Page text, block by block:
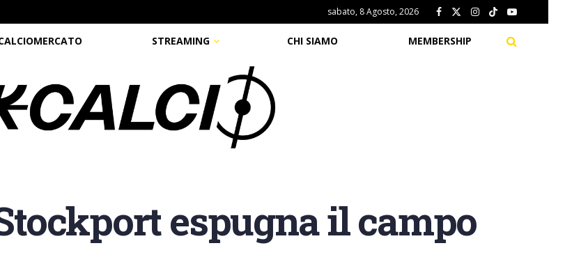
sabato, 8 Agosto, 2026
STREAMING CHI SIAMO MEMBERSHIP
espugna il campo